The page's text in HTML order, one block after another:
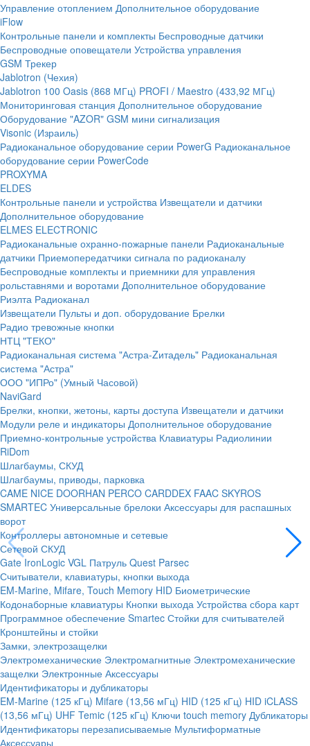
Управление отоплением Дополнительное оборудование
iFlow
Контрольные панели и комплекты Беспроводные датчики
Беспроводные оповещатели Устройства управления
GSM Трекер
Jablotron (Чехия)
Jablotron 100 Oasis (868 МГц) PROFI / Maestro (433,92 МГц)
Мониторинговая станция Дополнительное оборудование
Оборудование "AZOR" GSM мини сигнализация
Visonic (Израиль)
Радиоканальное оборудование серии PowerG Радиоканальное
оборудование серии PowerCode
PROXYMA
ELDES
Контрольные панели и устройства Извещатели и датчики
Дополнительное оборудование
ELMES ELECTRONIC
Радиоканальные охранно-пожарные панели Радиоканальные
датчики Приемопередатчики сигнала по радиоканалу
Беспроводные комплекты и приемники для управления
рольставнями и воротами Дополнительное оборудование
Риэлта Радиоканал
Извещатели Пульты и доп. оборудование Брелки
Радио тревожные кнопки
НТЦ "ТЕКО"
Радиоканальная система "Астра-Zитадель" Радиоканальная
система "Астра"
ООО "ИПРо" (Умный Часовой)
NaviGard
Брелки, кнопки, жетоны, карты доступа Извещатели и датчики
Модули реле и индикаторы Дополнительное оборудование
Приемно-контрольные устройства Клавиатуры Радиолинии
RiDom
Шлагбаумы, СКУД
Шлагбаумы, приводы, парковка
CAME NICE DOORHAN PERCO CARDDEX FAAC SKYROS
SMARTEC Универсальные брелоки Аксессуары для распашных
ворот
Контроллеры автономные и сетевые
Сетевой СКУД
Gate IronLogic VGL Патруль Quest Parsec
Считыватели, клавиатуры, кнопки выхода
EM-Marine, Mifare, Touch Memory HID Биометрические
Кодонаборные клавиатуры Кнопки выхода Устройства сбора карт
Программное обеспечение Smartec Стойки для считывателей
Кронштейны и стойки
Замки, электрозащелки
Электромеханические Электромагнитные Электромеханические
защелки Электронные Аксессуары
Идентификаторы и дубликаторы
EM-Marine (125 кГц) Mifare (13,56 мГц) HID (125 кГц) HID iCLASS
(13,56 мГц) UHF Temic (125 кГц) Ключи touch memory Дубликаторы
Идентификаторы перезаписываемые Мультиформатные
Аксессуары